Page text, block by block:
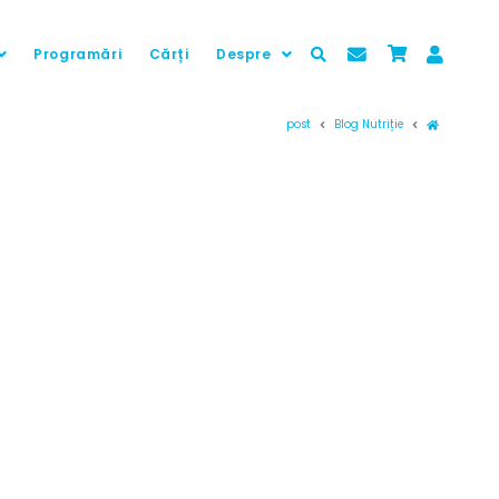
Programări Cărți Despre
Prima
Blog Nutriție
post